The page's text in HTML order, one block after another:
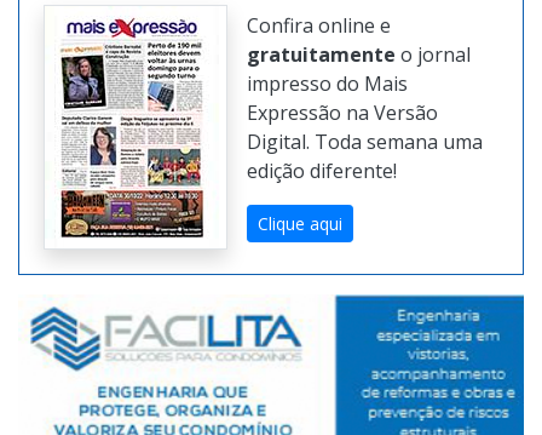
Confira online e
gratuitamente o jornal
impresso do Mais
Expressão na Versão
Digital. Toda semana uma
edição diferente!
Clique aqui